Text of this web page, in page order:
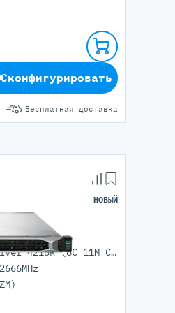
Бесплатная доставка
Сконфигурировать
НОВЫЙ
1x Intel Xeon Silver 4215R (8C 11M Cache 3.20 GHz)